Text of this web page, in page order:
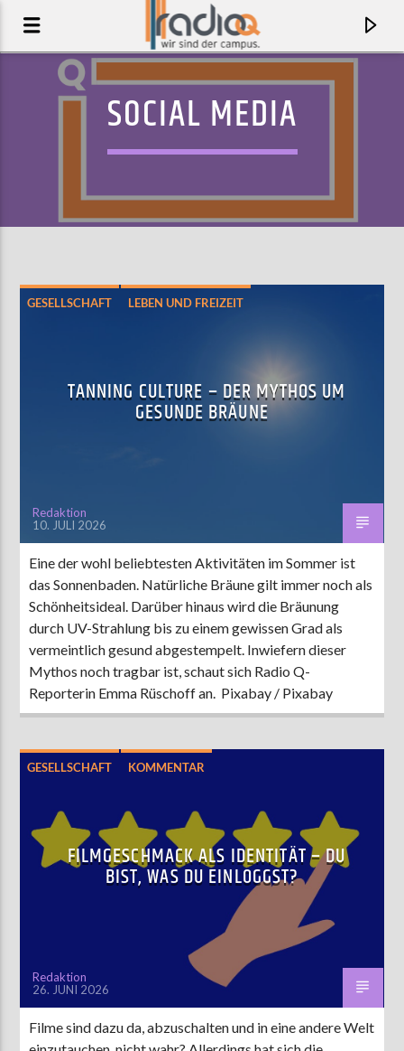
MOEBIUS
12:00
ZU HÖREN IN Münster90,9 MHz Steinfurt 103,9 MHz
SOCIAL MEDIA
GESELLSCHAFT LEBEN UND FREIZEIT
TANNING CULTURE – DER MYTHOS UM
GESUNDE BRÄUNE
Redaktion
10. JULI 2026
Eine der wohl beliebtesten Aktivitäten im Sommer ist
das Sonnenbaden. Natürliche Bräune gilt immer noch als
Schönheitsideal. Darüber hinaus wird die Bräunung
durch UV-Strahlung bis zu einem gewissen Grad als
vermeintlich gesund abgestempelt. Inwiefern dieser
Mythos noch tragbar ist, schaut sich Radio Q-
Reporterin Emma Rüschoff an. Pixabay / Pixabay
GESELLSCHAFT KOMMENTAR
FILMGESCHMACK ALS IDENTITÄT – DU
BIST, WAS DU EINLOGGST?
Redaktion
26. JUNI 2026
Filme sind dazu da, abzuschalten und in eine andere Welt